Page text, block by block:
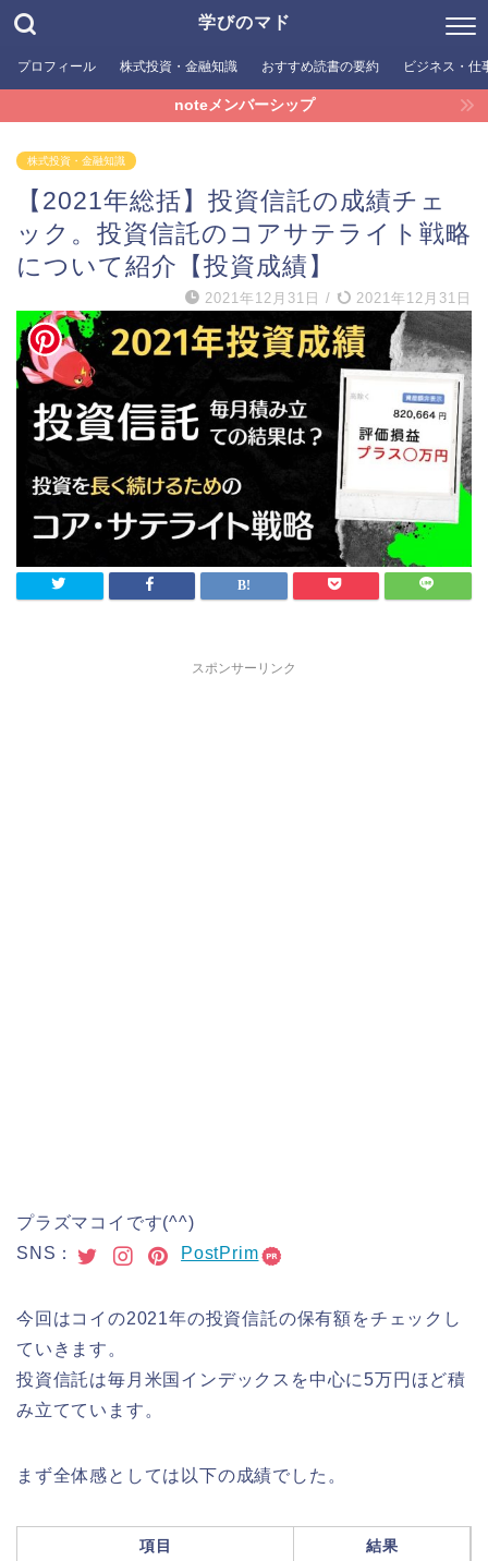
学びのマド
プロフィール 株式投資・金融知識 おすすめ読書の要約 ビジネス・仕
noteメンバーシップ
株式投資・金融知識
【2021年総括】投資信託の成績チェ
ック。投資信託のコアサテライト戦略
について紹介【投資成績】
2021年12月31日 / 2021年12月31日
スポンサーリンク
プラズマコイです(^^)
SNS：
PostPrim
今回はコイの2021年の投資信託の保有額をチェックし
ていきます。
投資信託は毎月米国インデックスを中心に5万円ほど積
み立てています。
まず全体感としては以下の成績でした。
項目 結果